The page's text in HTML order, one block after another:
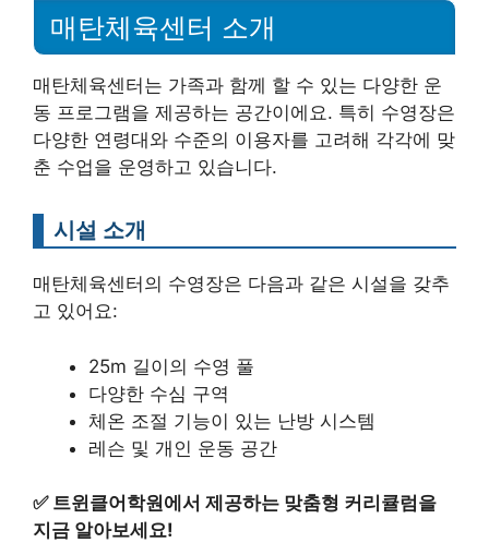
매탄체육센터 소개
매탄체육센터는 가족과 함께 할 수 있는 다양한 운
동 프로그램을 제공하는 공간이에요. 특히 수영장은
다양한 연령대와 수준의 이용자를 고려해 각각에 맞
춘 수업을 운영하고 있습니다.
시설 소개
매탄체육센터의 수영장은 다음과 같은 시설을 갖추
고 있어요:
25m 길이의 수영 풀
다양한 수심 구역
체온 조절 기능이 있는 난방 시스템
레슨 및 개인 운동 공간
✅ 트윈클어학원에서 제공하는 맞춤형 커리큘럼을
지금 알아보세요!